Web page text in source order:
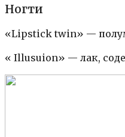
Ногти
«Lipstick twin» —
« Illusuion» — лак,